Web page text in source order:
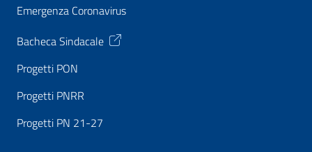
Emergenza Coronavirus
Bacheca Sindacale
Progetti PON
Progetti PNRR
Progetti PN 21-27